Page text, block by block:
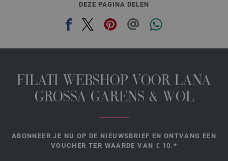
DEZE PAGINA DELEN
FILATI WEBSHOP VOOR LANA
GROSSA GARENS & WOL
ABONNEER JE NU OP DE NIEUWSBRIEF EN ONTVANG EEN
VOUCHER TER WAARDE VAN € 10.*